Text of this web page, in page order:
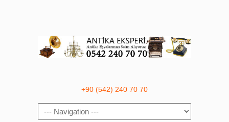
+90 (542) 240 70 70
Navigation